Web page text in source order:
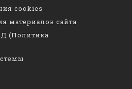
cookies
материалов сайта
(Политика